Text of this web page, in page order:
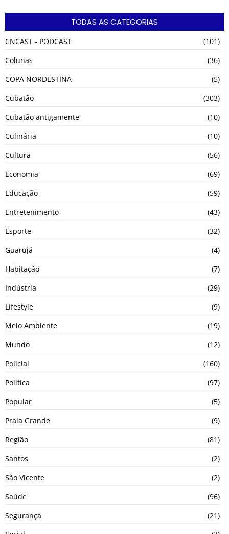
TODAS AS CATEGORIAS
CNCAST - PODCAST
(101)
Colunas
(36)
COPA NORDESTINA
(5)
Cubatão
(303)
Cubatão antigamente
(10)
Culinária
(10)
Cultura
(56)
Economia
(69)
Educação
(59)
Entretenimento
(43)
Esporte
(32)
Guarujá
(4)
Habitação
(7)
Indústria
(29)
Lifestyle
(9)
Meio Ambiente
(19)
Mundo
(12)
Policial
(160)
Política
(97)
Popular
(5)
Praia Grande
(9)
Região
(81)
Santos
(2)
São Vicente
(2)
Saúde
(96)
Segurança
(21)